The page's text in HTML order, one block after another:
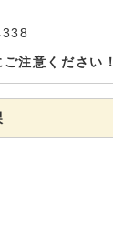
注意ください！